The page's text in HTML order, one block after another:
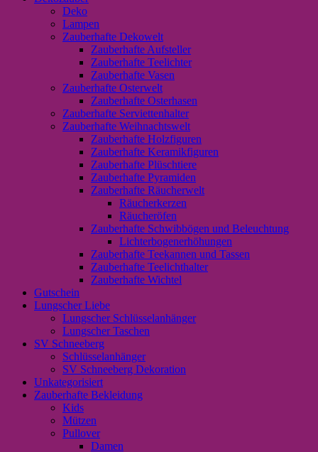
Deko
Lampen
Zauberhafte Dekowelt
Zauberhafte Aufsteller
Zauberhafte Teelichter
Zauberhafte Vasen
Zauberhafte Osterwelt
Zauberhafte Osterhasen
Zauberhafte Serviettenhalter
Zauberhafte Weihnachtswelt
Zauberhafte Holzfiguren
Zauberhafte Keramikfiguren
Zauberhafte Plüschtiere
Zauberhafte Pyramiden
Zauberhafte Räucherwelt
Räucherkerzen
Räucheröfen
Zauberhafte Schwibbögen und Beleuchtung
Lichterbogenerhöhungen
Zauberhafte Teekannen und Tassen
Zauberhafte Teelichthalter
Zauberhafte Wichtel
Gutschein
Lungscher Liebe
Lungscher Schlüsselanhänger
Lungscher Taschen
SV Schneeberg
Schlüsselanhänger
SV Schneeberg Dekoration
Unkategorisiert
Zauberhafte Bekleidung
Kids
Mützen
Pullover
Damen